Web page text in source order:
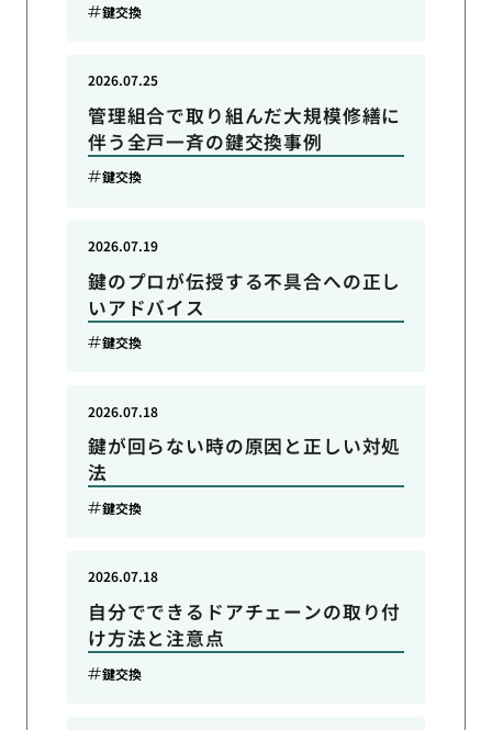
鍵交換
管理組合で取り組んだ大規模修繕に
伴う全戸一斉の鍵交換事例
2026.07.25
鍵交換
鍵のプロが伝授する不具合への正し
いアドバイス
2026.07.19
鍵交換
鍵が回らない時の原因と正しい対処
法
2026.07.18
鍵交換
自分でできるドアチェーンの取り付
け方法と注意点
2026.07.18
鍵交換